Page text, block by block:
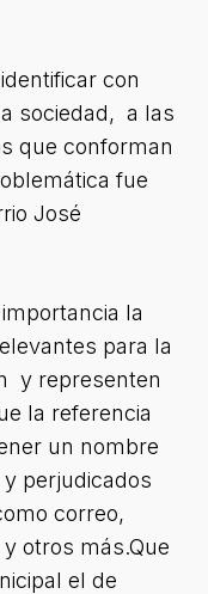
con
sociedad, a las
que conforman
fue
José
la
para la
y representen
la referencia
un nombre
perjudicados
correo,
otros más.Que
el de